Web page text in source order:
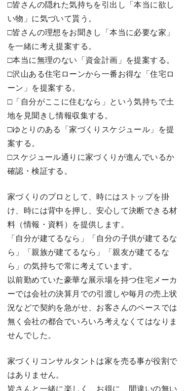
□皆さんの隠れた気持ちを引出し「本当に欲し
い物」に気づいて貰う。
□皆さんの理想をお聞きし「本当に必要な家」
を一緒に考え提案する。
□本当に無理のない「資金計画」を提案する。
□沢山ある住宅ローンから一番お得な「住宅ロ
ーン」を提案する。
□「自分がここに住むなら」という気持ちで土
地を見聞きし情報収集する。
□ゆとりのある「家づくりスケジュール」を提
案する。
□スケジュール通りに家づくりが進んでいるか
確認・検証する。
家づくりのプロとして、時にはストップを掛
け、時には背中を押し、安心して決断できる材
料（情報・資料）を提供します。
「自分が建てるなら」「自分の子供が建てるな
ら」「親族が建てるなら」「親友が建てるな
ら」の気持ちで常に考えています。
以前勤めていた豪華な展示場を持つ住宅メーカ
ーでは会社の決算月での引渡しや毎月の売上状
況などで契約を急がせ、お客さんのペースでは
無く会社の都合でいろいろ考えなくてはなりま
せんでした。
家づくりコンサルタントは家を売る事が役割で
はありません。
皆さんと一緒に楽しく、お得に、間違いの無い